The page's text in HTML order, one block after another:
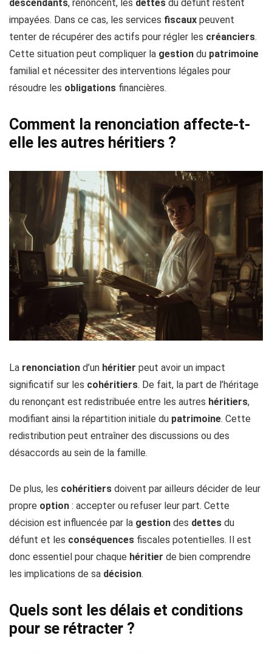
descendants, renoncent, les dettes du défunt restent
impayées. Dans ce cas, les services fiscaux peuvent
tenter de récupérer des actifs pour régler les créanciers.
Cette situation peut compliquer la gestion du patrimoine
familial et nécessiter des interventions légales pour
résoudre les obligations financières.
Comment la renonciation affecte-t-
elle les autres héritiers ?
La renonciation d’un héritier peut avoir un impact
significatif sur les cohéritiers. De fait, la part de l’héritage
du renonçant est redistribuée entre les autres héritiers,
modifiant ainsi la répartition initiale du patrimoine. Cette
redistribution peut entraîner des discussions ou des
désaccords au sein de la famille.
De plus, les cohéritiers doivent par ailleurs décider de leur
propre option : accepter ou refuser leur part. Cette
décision est influencée par la gestion des dettes du
défunt et les conséquences fiscales potentielles. Il est
donc essentiel pour chaque héritier de bien comprendre
les implications de sa décision.
Quels sont les délais et conditions
pour se rétracter ?